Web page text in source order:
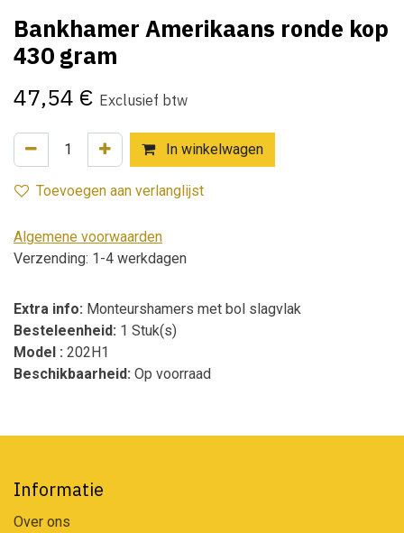
Bankhamer Amerikaans ronde kop
430 gram
47,54 € Exclusief btw
In winkelwagen
Toevoegen aan verlanglijst
Algemene voorwaarden
Verzending: 1-4 werkdagen
Extra info: Monteurshamers met bol slagvlak
Besteleenheid: 1 Stuk(s)
Model : 202H1
Beschikbaarheid: Op voorraad
Informatie
Over ons